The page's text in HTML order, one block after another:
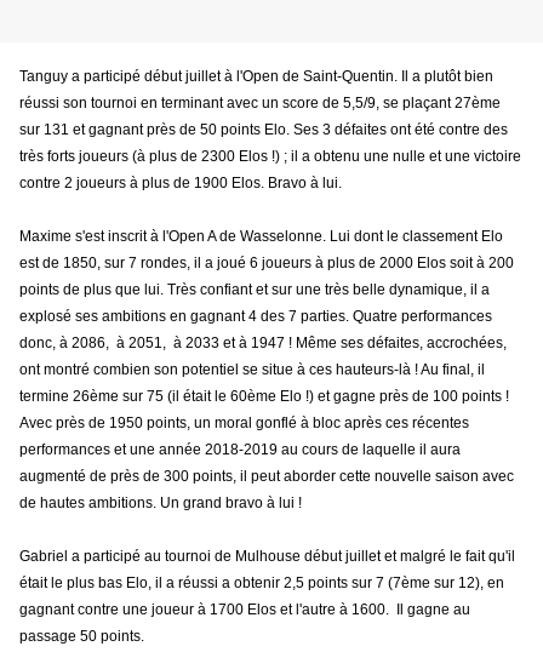
Tanguy a participé début juillet à l'Open de Saint-Quentin. Il a plutôt bien
réussi son tournoi en terminant avec un score de 5,5/9, se plaçant 27ème
sur 131 et gagnant près de 50 points Elo. Ses 3 défaites ont été contre des
très forts joueurs (à plus de 2300 Elos !) ; il a obtenu une nulle et une victoire
contre 2 joueurs à plus de 1900 Elos. Bravo à lui.
Maxime s'est inscrit à l'Open A de Wasselonne. Lui dont le classement Elo
est de 1850, sur 7 rondes, il a joué 6 joueurs à plus de 2000 Elos soit à 200
points de plus que lui. Très confiant et sur une très belle dynamique, il a
explosé ses ambitions en gagnant 4 des 7 parties. Quatre performances
donc, à 2086, à 2051, à 2033 et à 1947 ! Même ses défaites, accrochées,
ont montré combien son potentiel se situe à ces hauteurs-là ! Au final, il
termine 26ème sur 75 (il était le 60ème Elo !) et gagne près de 100 points !
Avec près de 1950 points, un moral gonflé à bloc après ces récentes
performances et une année 2018-2019 au cours de laquelle il aura
augmenté de près de 300 points, il peut aborder cette nouvelle saison avec
de hautes ambitions. Un grand bravo à lui !
Gabriel a participé au tournoi de Mulhouse début juillet et malgré le fait qu'il
était le plus bas Elo, il a réussi a obtenir 2,5 points sur 7 (7ème sur 12), en
gagnant contre une joueur à 1700 Elos et l'autre à 1600. Il gagne au
passage 50 points.